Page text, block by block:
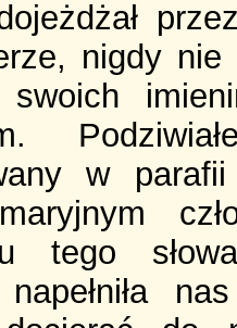
nigdy nie
swoich
w
tego